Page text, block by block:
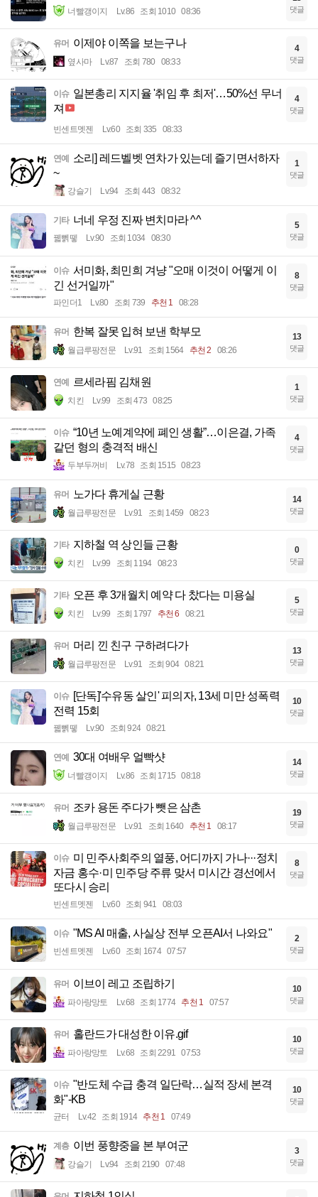
너빨갱이지 Lv.86 조회 1010 08:36 댓글
유머 이제야 이쪽을 보는구나
옆사마 Lv.87 조회 780 08:33
4
댓글
이슈 일본총리 지지율 '취임 후 최저'…50%선 무너
져
빈센트멧젠 Lv.60 조회 335 08:33
4
댓글
연예
소리] 레드벨벳 연차가 있는데 즐기면서하자
~
강슬기 Lv.94 조회 443 08:32
1
댓글
기타 너네 우정 진짜 변치마라 ^^
꿻뻵뗗 Lv.90 조회 1034 08:30
5
댓글
이슈 서미화, 최민희 겨냥 "오매 이것이 어떻게 이
긴 선거일까"
파인더1 Lv.80 조회 739 추천 1 08:28
8
댓글
유머 한복 잘못 입혀 보낸 학부모
월급루팡전문 Lv.91 조회 1564 추천 2 08:26
13
댓글
연예 르세라핌 김채원
치킨 Lv.99 조회 473 08:25
1
댓글
이슈 “10년 노예계약에 폐인 생활”…이은결, 가족
같던 형의 충격적 배신
두부두꺼비 Lv.78 조회 1515 08:23
4
댓글
유머 노가다 휴게실 근황
월급루팡전문 Lv.91 조회 1459 08:23
14
댓글
기타 지하철 역 상인들 근황
치킨 Lv.99 조회 1194 08:23
0
댓글
기타 오픈 후 3개월치 예약 다 찼다는 미용실
치킨 Lv.99 조회 1797 추천 6 08:21
5
댓글
유머 머리 낀 친구 구하려다가
월급루팡전문 Lv.91 조회 904 08:21
13
댓글
이슈 [단독]'수유동 살인' 피의자, 13세 미만 성폭력
전력 15회
꿻뻵뗗 Lv.90 조회 924 08:21
10
댓글
연예 30대 여배우 얼빡샷
너빨갱이지 Lv.86 조회 1715 08:18
14
댓글
유머 조카 용돈 주다가 뺏은 삼촌
월급루팡전문 Lv.91 조회 1640 추천 1 08:17
19
댓글
이슈 미 민주사회주의 열풍, 어디까지 가나···정치
자금 홍수·미 민주당 주류 맞서 미시간 경선에서
또다시 승리
빈센트멧젠 Lv.60 조회 941 08:03
8
댓글
이슈 "MS AI 매출, 사실상 전부 오픈AI서 나와요"
빈센트멧젠 Lv.60 조회 1674 07:57
2
댓글
유머 이브이 레고 조립하기
파아랑망토 Lv.68 조회 1774 추천 1 07:57
10
댓글
유머 홀란드가 대성한 이유.gif
파아랑망토 Lv.68 조회 2291 07:53
10
댓글
이슈 "반도체 수급 충격 일단락…실적 장세 본격
화"-KB
균터 Lv.42 조회 1914 추천 1 07:49
10
댓글
계층 이번 풍향중을 본 부여군
강슬기 Lv.94 조회 2190 07:48
3
댓글